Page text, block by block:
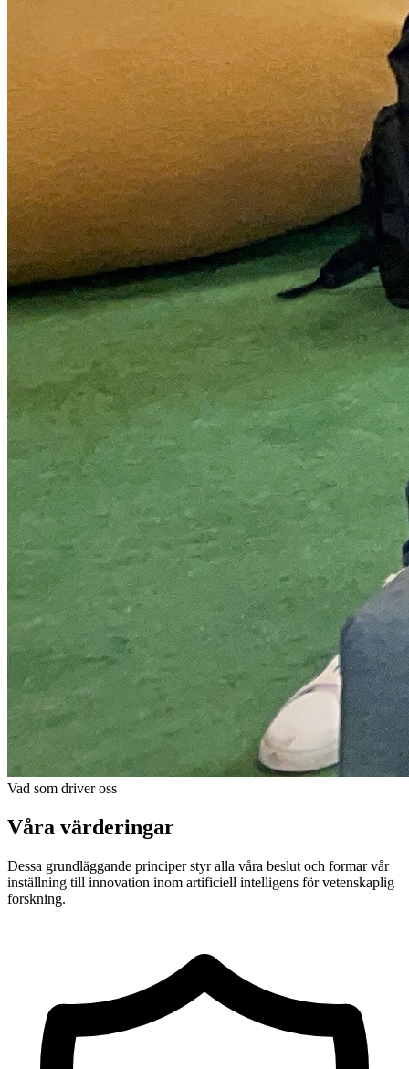
Vad som driver oss
Våra värderingar
Dessa grundläggande principer styr alla våra beslut och formar vår
inställning till innovation inom artificiell intelligens för vetenskaplig
forskning.